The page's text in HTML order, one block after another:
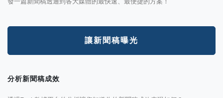
讓新聞稿曝光
分析新聞稿成效